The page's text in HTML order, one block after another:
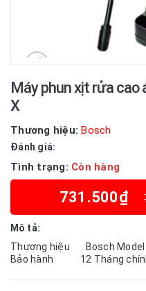
Máy phun xịt rửa
X
Thương hiệu: Bosch
Đánh giá:
Tình trạng: Còn hàng
731.500₫
Mô tả:
Thương hiệu Bosch
Bảo hành 12 Tháng